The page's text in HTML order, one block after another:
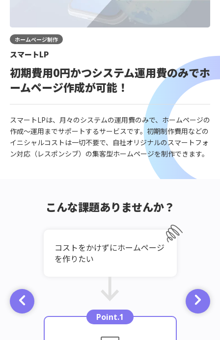
ホームページ制作
スマートLP
初期費用0円かつシステム運用費のみでホ
ームページ作成が可能！
スマートLPは、月々のシステムの運用費のみで、ホームページの
作成～運用までサポートするサービスです。初期制作費用などの
イニシャルコストは一切不要で、自社オリジナルのスマートフォ
ン対応（レスポンシブ）の集客型ホームページを制作できます。
こんな課題ありませんか？
コストをかけずにホームページ
を作りたい
Point.1